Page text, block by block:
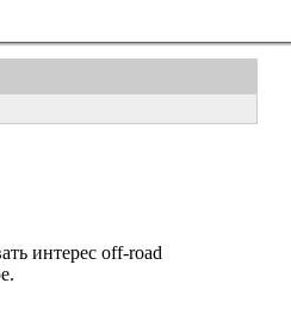
интерес оff-road